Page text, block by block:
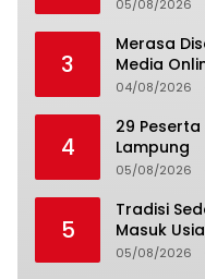
05/08/2026
3
Merasa
Media
04/08/2026
4
29 Peserta
Lampung
05/08/2026
5
Tradisi
Masuk
05/08/2026